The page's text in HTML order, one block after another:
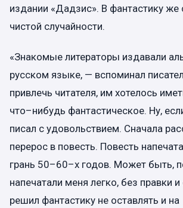
издании «Дадзис». В фантастику же
чистой случайности.
«Знакомые литераторы издавали
русском языке, — вспоминал
привлечь читателя, им хотелось
что–нибудь фантастическое. Ну,
писал с удовольствием. Сначала
перерос в повесть. Повесть
грань 50–60–х годов. Может быть,
напечатали меня легко, без правки
решил фантастику не оставлять и на